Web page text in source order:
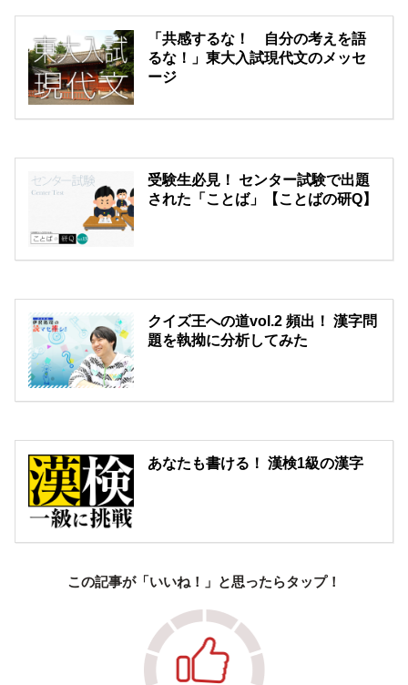
「共感するな！ 自分の考えを語
るな！」東大入試現代文のメッセ
ージ
受験生必見！ センター試験で出題
された「ことば」【ことばの研Q】
クイズ王への道vol.2 頻出！ 漢字問
題を執拗に分析してみた
あなたも書ける！ 漢検1級の漢字
この記事が「いいね！」と思ったらタップ！